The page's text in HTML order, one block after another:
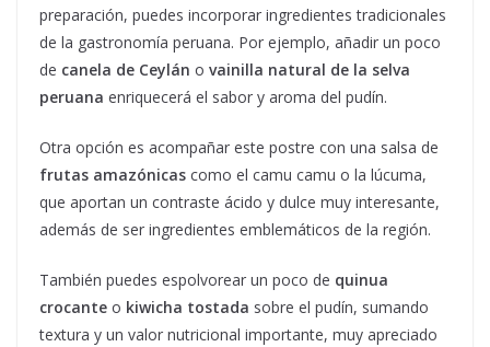
preparación, puedes incorporar ingredientes tradicionales
de la gastronomía peruana. Por ejemplo, añadir un poco
de canela de Ceylán o vainilla natural de la selva
peruana enriquecerá el sabor y aroma del pudín.
Otra opción es acompañar este postre con una salsa de
frutas amazónicas como el camu camu o la lúcuma,
que aportan un contraste ácido y dulce muy interesante,
además de ser ingredientes emblemáticos de la región.
También puedes espolvorear un poco de quinua
crocante o kiwicha tostada sobre el pudín, sumando
textura y un valor nutricional importante, muy apreciado